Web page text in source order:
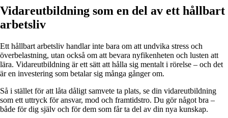
Vidareutbildning som en del av ett hållbart
arbetsliv
Ett hållbart arbetsliv handlar inte bara om att undvika stress och
överbelastning, utan också om att bevara nyfikenheten och lusten att
lära. Vidareutbildning är ett sätt att hålla sig mentalt i rörelse – och det
är en investering som betalar sig många gånger om.
Så i stället för att låta dåligt samvete ta plats, se din vidareutbildning
som ett uttryck för ansvar, mod och framtidstro. Du gör något bra –
både för dig själv och för dem som får ta del av din nya kunskap.